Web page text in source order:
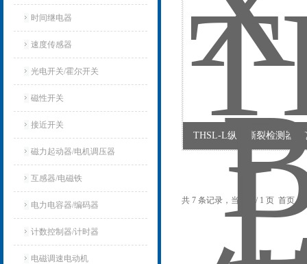
时间继电器
速度传感器
光电开关/霍尔开关
磁性开关
接近开关
磁力起动器/电机调压器
互感器/电磁铁
电力电容器/编码器
计数控制器/计时器
电磁调速电动机
THSL-L纵向撕裂检测器
共 7 条记录，当前 1 / 1 页 首页